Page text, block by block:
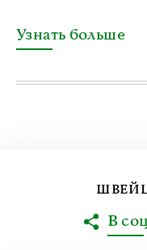
Узнать больше
В